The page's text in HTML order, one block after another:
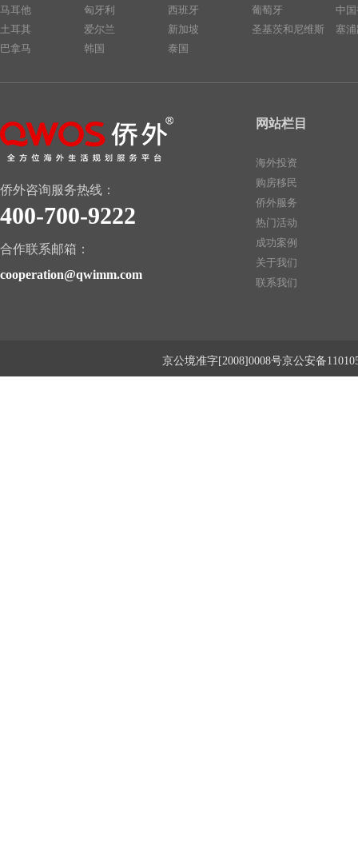
马耳他
土耳其
巴拿马
匈牙利
爱尔兰
韩国
西班牙
新加坡
泰国
葡萄牙
圣基茨和尼维斯
中
塞
侨外咨询服务热线：
400-700-9222
合作联系邮箱：
cooperation@qwimm.com
网站栏目
海外投资
购房移民
侨外服务
热门活动
成功案例
关于我们
联系我们
京公境准字[2008]0008号京公安备